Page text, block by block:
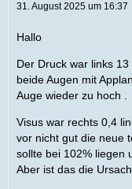
31. August 2025 um 16:37
Hallo
Der Druck war links
beide Augen mit
Auge wieder zu hoch .
Visus war rechts 0,4
vor nicht gut die neue
sollte bei 102% liegen
Aber ist das die